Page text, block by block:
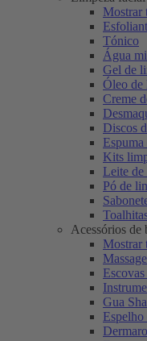
Mostrar
Tónico
Água
Gel de
Óleo de
Creme
Discos
Kits
Leite de
Pó de
Acessórios de
Mostrar
Gua Sha